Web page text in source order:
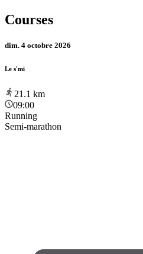
Courses
dim. 4 octobre 2026
Le s'mi
21.1 km
09:00
Running
Semi-marathon